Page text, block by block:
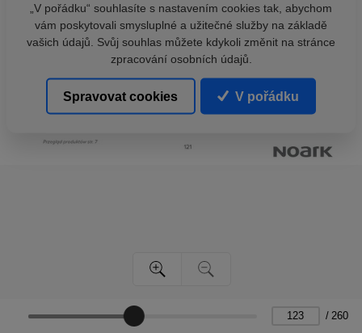
/ 260
„V pořádku“ souhlasíte s nastavením cookies tak, abychom
vám poskytovali smysluplné a užitečné služby na základě
vašich údajů. Svůj souhlas můžete kdykoli změnit na stránce
zpracování osobních údajů.
Spravovat cookies V pořádku